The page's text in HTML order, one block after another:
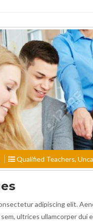
Qualified Teachers,
adipiscing elit.
ultrices ullamcorper